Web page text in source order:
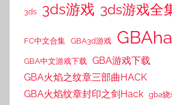
3ds 3ds游戏 3ds游戏全
FC中文合集 GBA3d游戏
GBA中文游戏下载 GBA游戏下载
GBA火焰之纹章三部曲HACK
GBA火焰纹章封印之剑Hack gba烧